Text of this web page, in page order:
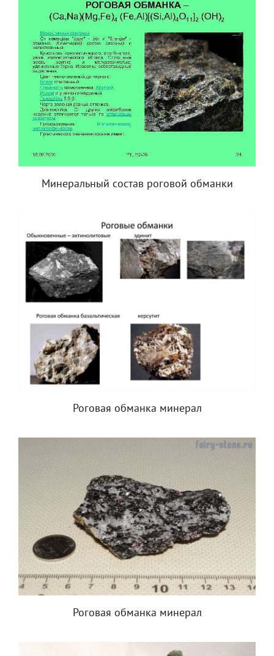
Минеральный состав роговой обманки
Роговая обманка минерал
Роговая обманка минерал